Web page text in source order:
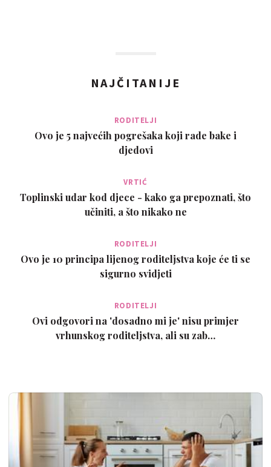
NAJČITANIJE
RODITELJI
Ovo je 5 najvećih pogrešaka koji rade bake i
djedovi
VRTIĆ
Toplinski udar kod djece - kako ga prepoznati, što
učiniti, a što nikako ne
RODITELJI
Ovo je 10 principa lijenog roditeljstva koje će ti se
sigurno svidjeti
RODITELJI
Ovi odgovori na 'dosadno mi je' nisu primjer
vrhunskog roditeljstva, ali su zab…